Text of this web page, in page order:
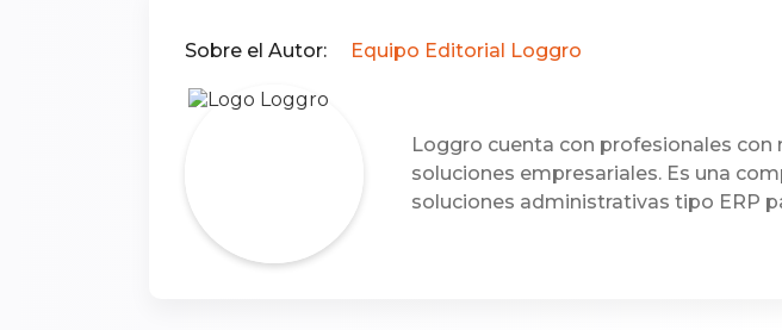
Sobre el Autor: Equipo Editorial Loggro
Loggro cuenta con profesionales
soluciones empresariales. Es una
soluciones administrativas tipo ERP